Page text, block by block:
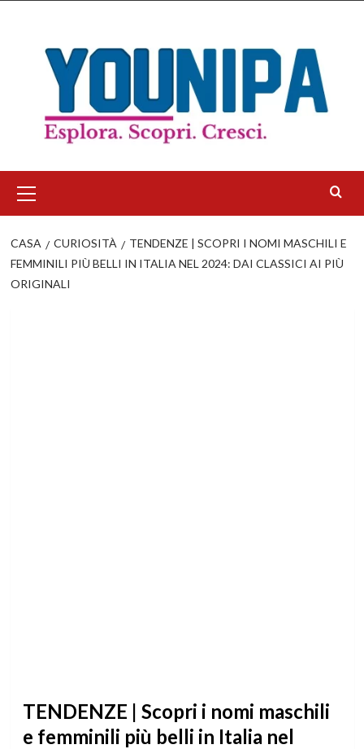
contenuto
principale
CASA CURIOSITÀ
TENDENZE | SCOPRI I NOMI MASCHILI E
FEMMINILI PIÙ BELLI IN ITALIA NEL 2024: DAI CLASSICI AI PIÙ
ORIGINALI
TENDENZE | Scopri i nomi maschili
e femminili più belli in Italia nel